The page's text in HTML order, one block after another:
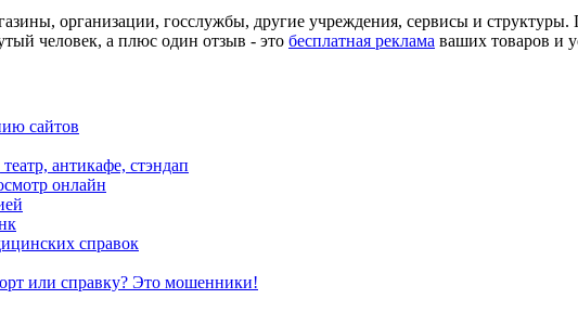
организации, госслужбы, другие учреждения, сервисы и
человек, а плюс один отзыв - это бесплатная реклама ваших товаров и
сайтов
антикафе, стэндап
онлайн
справок
или справку? Это мошенники!